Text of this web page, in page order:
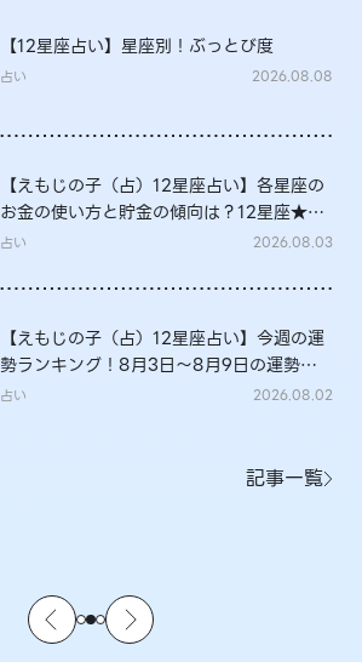
【12星座占い】星座別！ぶっとび度
占い 2026.08.08
【えもじの子（占）12星座占い】各星座の
お金の使い方と貯金の傾向は？12星座★徹
底解説
占い 2026.08.03
【えもじの子（占）12星座占い】今週の運
勢ランキング！8月3日～8月9日の運勢
は？
占い 2026.08.02
記事一覧